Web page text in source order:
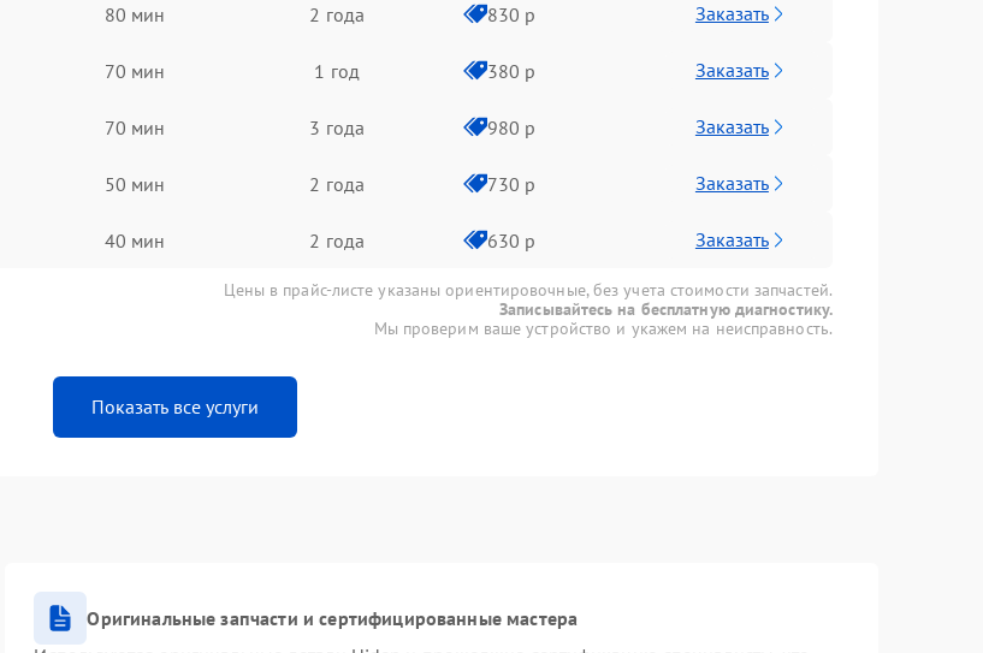
80 мин 2 года 830 р Заказать
70 мин 1 год 380 р Заказать
70 мин 3 года 980 р Заказать
50 мин 2 года 730 р Заказать
40 мин 2 года 630 р Заказать
Цены в прайс-листе указаны ориентировочные, без учета стоимости запчастей.
Записывайтесь на бесплатную диагностику.
Мы проверим ваше устройство и укажем на неисправность.
Показать все услуги
Оригинальные запчасти и сертифицированные мастера